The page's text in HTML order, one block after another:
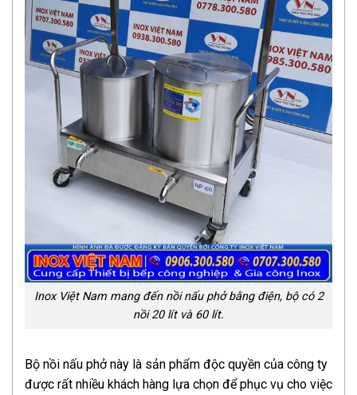
Inox Việt Nam mang đến nồi nấu phở bằng điện, bộ có 2
nồi 20 lít và 60 lít.
Bộ nồi nấu phở này là sản phẩm độc quyền của công ty
được rất nhiều khách hàng lựa chọn để phục vụ cho việc